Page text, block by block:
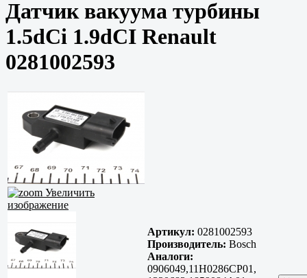
Датчик вакуума турбины
1.5dCi 1.9dCI Renault
0281002593
Увеличить
изображение
Артикул: 0281002593
Производитель: Bosch
Аналоги:
0906049,11H0286CP01,